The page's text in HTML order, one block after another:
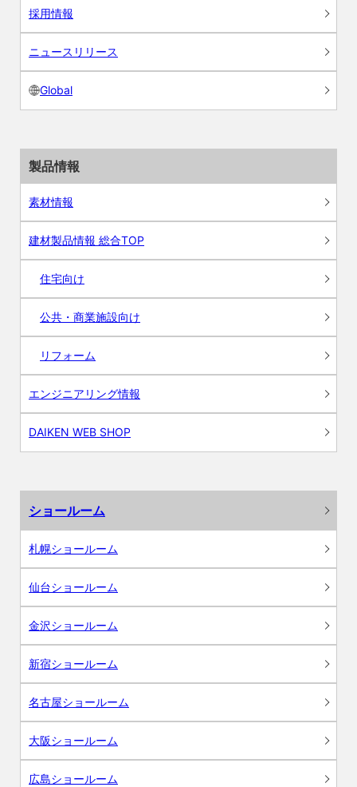
採用情報
ニュースリリース
Global
製品情報
素材情報
建材製品情報 総合TOP
住宅向け
公共・商業施設向け
リフォーム
エンジニアリング情報
DAIKEN WEB SHOP
ショールーム
札幌ショールーム
仙台ショールーム
金沢ショールーム
新宿ショールーム
名古屋ショールーム
大阪ショールーム
広島ショールーム